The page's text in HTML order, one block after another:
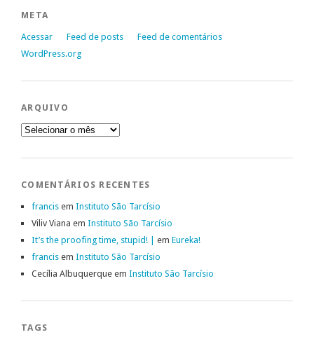
META
Acessar Feed de posts
Feed de comentários
WordPress.org
ARQUIVO
Arquivo
COMENTÁRIOS RECENTES
francis em Instituto São Tarcísio
Viliv Viana em Instituto São Tarcísio
It’s the proofing time, stupid! | em Eureka!
francis em Instituto São Tarcísio
Cecília Albuquerque em Instituto São Tarcísio
TAGS